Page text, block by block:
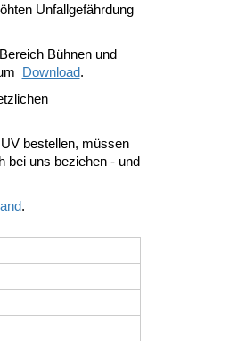
Unfallgefährdung
Bühnen und
Download.
bestellen, müssen
bei uns beziehen - und
.